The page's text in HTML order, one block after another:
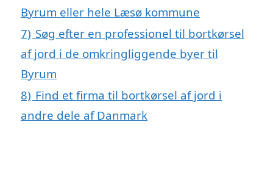
Byrum eller hele Læsø kommune
7) Søg efter en professionel til bortkørsel
af jord i de omkringliggende byer til
Byrum
8) Find et firma til bortkørsel af jord i
andre dele af Danmark